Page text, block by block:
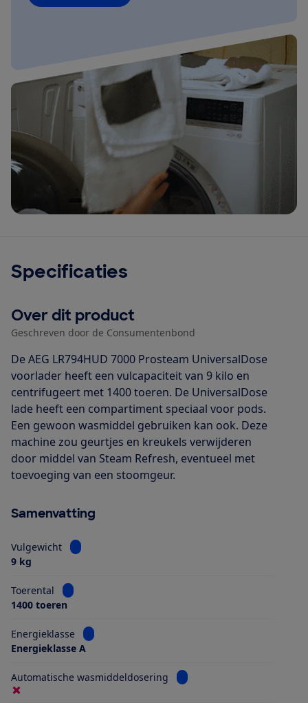
Specificaties
Over dit product
Geschreven door de Consumentenbond
De AEG LR794HUD 7000 Prosteam UniversalDose
voorlader heeft een vulcapaciteit van 9 kilo en
centrifugeert met 1400 toeren. De UniversalDose
lade heeft een compartiment speciaal voor pods.
Een gewoon wasmiddel gebruiken kan ook. Deze
machine zou geurtjes en kreukels verwijderen
door middel van Steam Refresh, eventueel met
toevoeging van een stoomgeur.
Samenvatting
Vulgewicht
Bekijk informatie voor Vulgewicht
9 kg
Toerental
Bekijk informatie voor Toerental
1400 toeren
Energieklasse
Bekijk informatie voor Energieklasse
Energieklasse A
Automatische wasmiddeldosering Bekijk informatie voor